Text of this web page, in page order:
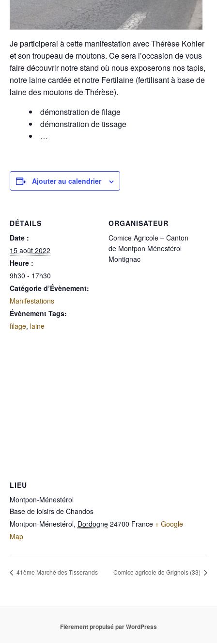
Je participerai à cette manifestation avec Thérèse Kohler
et son troupeau de moutons. Ce sera l’occasion de vous
faire découvrir notre stand où nous exposerons nos tapis,
notre laine cardée et notre Fertilaine (fertilisant à base de
laine des moutons de Thérèse).
démonstration de filage
démonstration de tissage
…
Ajouter au calendrier
DÉTAILS
Date :
15 août 2022
Heure :
9h30 - 17h30
Catégorie d’Évènement:
Manifestations
Évènement Tags:
filage, laine
ORGANISATEUR
Comice Agricole – Canton
de Montpon Ménestérol
Montignac
LIEU
Montpon-Ménestérol
Base de loisirs de Chandos
Montpon-Ménestérol, Dordogne 24700 France + Google
Map
41ème Marché des Tisserands Comice agricole de Grignols (33)
Fièrement propulsé par WordPress